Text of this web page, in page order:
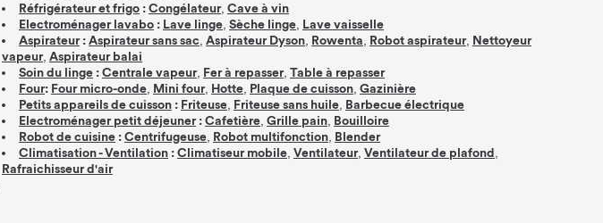
Réfrigérateur et frigo : Congélateur, Cave à vin
Electroménager lavabo : Lave linge Sèche linge
Lave vaisselle
Aspirateur: Aspirateur sans sac Aspirateur Dyson Rowenta Robot aspirateur,
Nettoyeur
vapeur, Aspirateur balai
Soin du linge : Centrale vapeur, Fer à repasser, Table à repasser
Four: Four micro-onde Mini four, Hotte Plaque de cuisson Gazinière
Petits appareils de cuisson : Friteuse Friteuse sans huile
Barbecue électrique
Electroménager petit déjeuner: Cafetière Grille pain
Bouilloire
Robot de cuisine : Centrifugeuse Robot multifonction
Blender
Climatisation - Ventilation : Climatiseur mobile Ventilateur, Ventilateur de plafond
Rafraichisseur d'air